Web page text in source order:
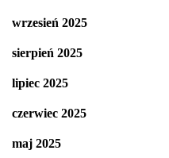
wrzesień 2025
sierpień 2025
lipiec 2025
czerwiec 2025
maj 2025